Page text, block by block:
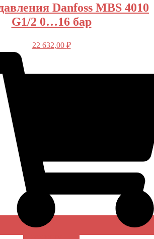
Danfoss MBS 4010
G1/2 0…16 бар
22 632,00 ₽